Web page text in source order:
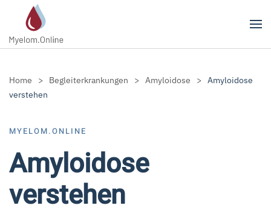
Zum Hauptinhalt springen
Home Begleiterkrankungen Amyloidose
Amyloidose
verstehen
MYELOM.ONLINE
Amyloidose
verstehen